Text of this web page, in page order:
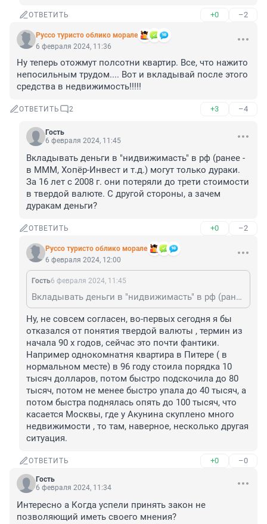
ОТВЕТИТЬ +0 –2
Руссо туристо облико морале
6 февраля 2024, 11:36
Ну теперь отожмут полсотни квартир. Все, что нажито
непосильным трудом.... Вот и вкладывай после этого
средства в недвижимость!!!!!
ОТВЕТИТЬ 2 +3 –4
Гость
6 февраля 2024, 11:45
Вкладывать деньги в "нидвижимасть" в рф (ранее -
в МММ, Хопёр-Инвест и т.д.) могут только дураки.
За 16 лет с 2008 г. они потеряли до трети стоимости
в твердой валюте. С другой стороны, а зачем
дуракам деньги?
ОТВЕТИТЬ +0 –2
Руссо туристо облико морале
6 февраля 2024, 12:00
Гость6 февраля 2024, 11:45
Вкладывать деньги в "нидвижимасть" в рф (ранее - в МММ, Хопёр-Инвест и т.д.) могут только дураки. За 16 лет с 2008 г. они потеряли до трети стоимости в твердой валюте. С другой стороны, а зачем дуракам деньги?
Ну, не совсем согласен, во-первых сегодня я бы
отказался от понятия твердой валюты , термин из
начала 90 х годов, сейчас это почти фантики.
Например однокомнатня квартира в Питере ( в
нормальном месте) в 96 году стоила порядка 10
тысяч долларов, потом быстро подскочила до 80
тысяч, потом не менее быстро упала до 40 тысяч, а
потом быстра поднялась опять до 100 тысяч, что
касается Москвы, где у Акунина скуплено много
недвижимости , то там, наверное, несколько другая
ситуация.
ОТВЕТИТЬ +0 –0
Гость
6 февраля 2024, 11:34
Интересно а Когда успели принять закон не
позволяющий иметь своего мнения?